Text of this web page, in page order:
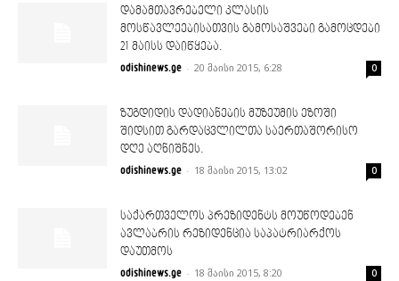
დამამთავრებელი კლასის
მოსწავლეებისათვის გამოსაშვები გამოცდები
21 მაისს დაიწყება.
odishinews.ge - 20 მაისი 2015, 6:28 0
ზუგდიდის დადიანების მუზეუმის ეზოში
შიდსით გარდაცვლილთა საერთაშორისო
დღე აღნიშნეს.
odishinews.ge - 18 მაისი 2015, 13:02 0
საქართველოს პრეზიდენტს მოუწოდებენ
ავლაბრის რეზიდენცია საპატრიარქოს
დაუთმოს
odishinews.ge - 18 მაისი 2015, 8:20 0